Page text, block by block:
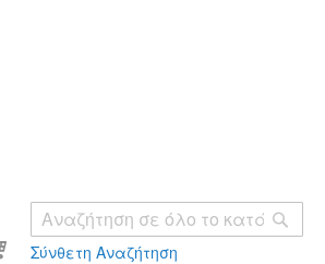
Σύνθετη Αναζήτηση
Το καλάθι σας